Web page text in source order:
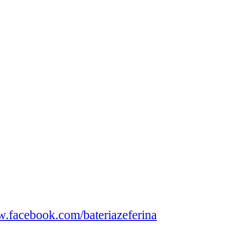
bateriazeferina